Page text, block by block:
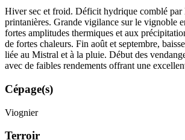
Hiver sec et froid. Déficit hydrique comblé par
printanières. Grande vigilance sur le vignoble
fortes amplitudes thermiques et aux
de fortes chaleurs. Fin août et septembre,
liée au Mistral et à la pluie. Début des
avec de faibles rendements offrant une
Cépage(s)
Viognier
Terroir